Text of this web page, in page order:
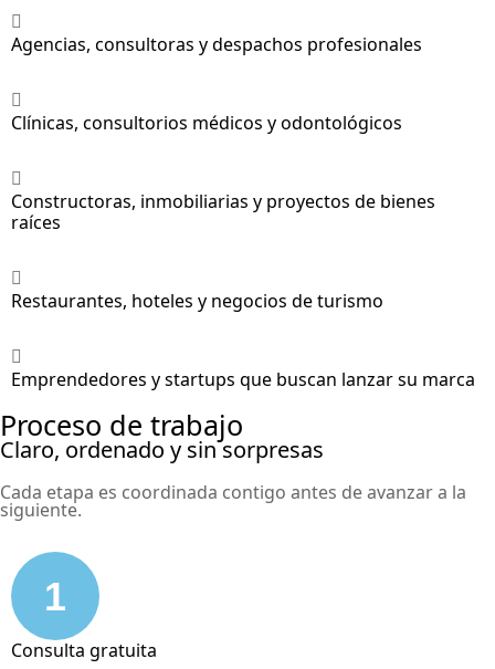
Agencias, consultoras y despachos profesionales
Clínicas, consultorios médicos y odontológicos
Constructoras, inmobiliarias y proyectos de bienes
raíces
Restaurantes, hoteles y negocios de turismo
Emprendedores y startups que buscan lanzar su marca
Proceso de trabajo
Claro, ordenado y sin sorpresas
Cada etapa es coordinada contigo antes de avanzar a la
siguiente.
1
Consulta gratuita